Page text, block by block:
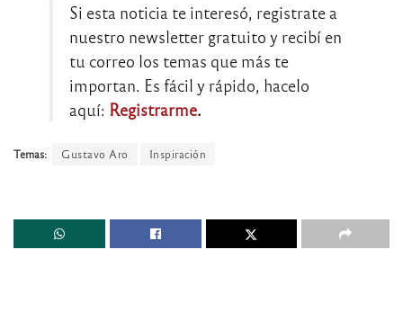
Si esta noticia te interesó, registrate a
nuestro newsletter gratuito y recibí en
tu correo los temas que más te
importan. Es fácil y rápido, hacelo
aquí: Registrarme.
Temas: Gustavo Aro Inspiración